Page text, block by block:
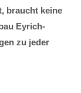
braucht keine
Eyrich-
zu jeder